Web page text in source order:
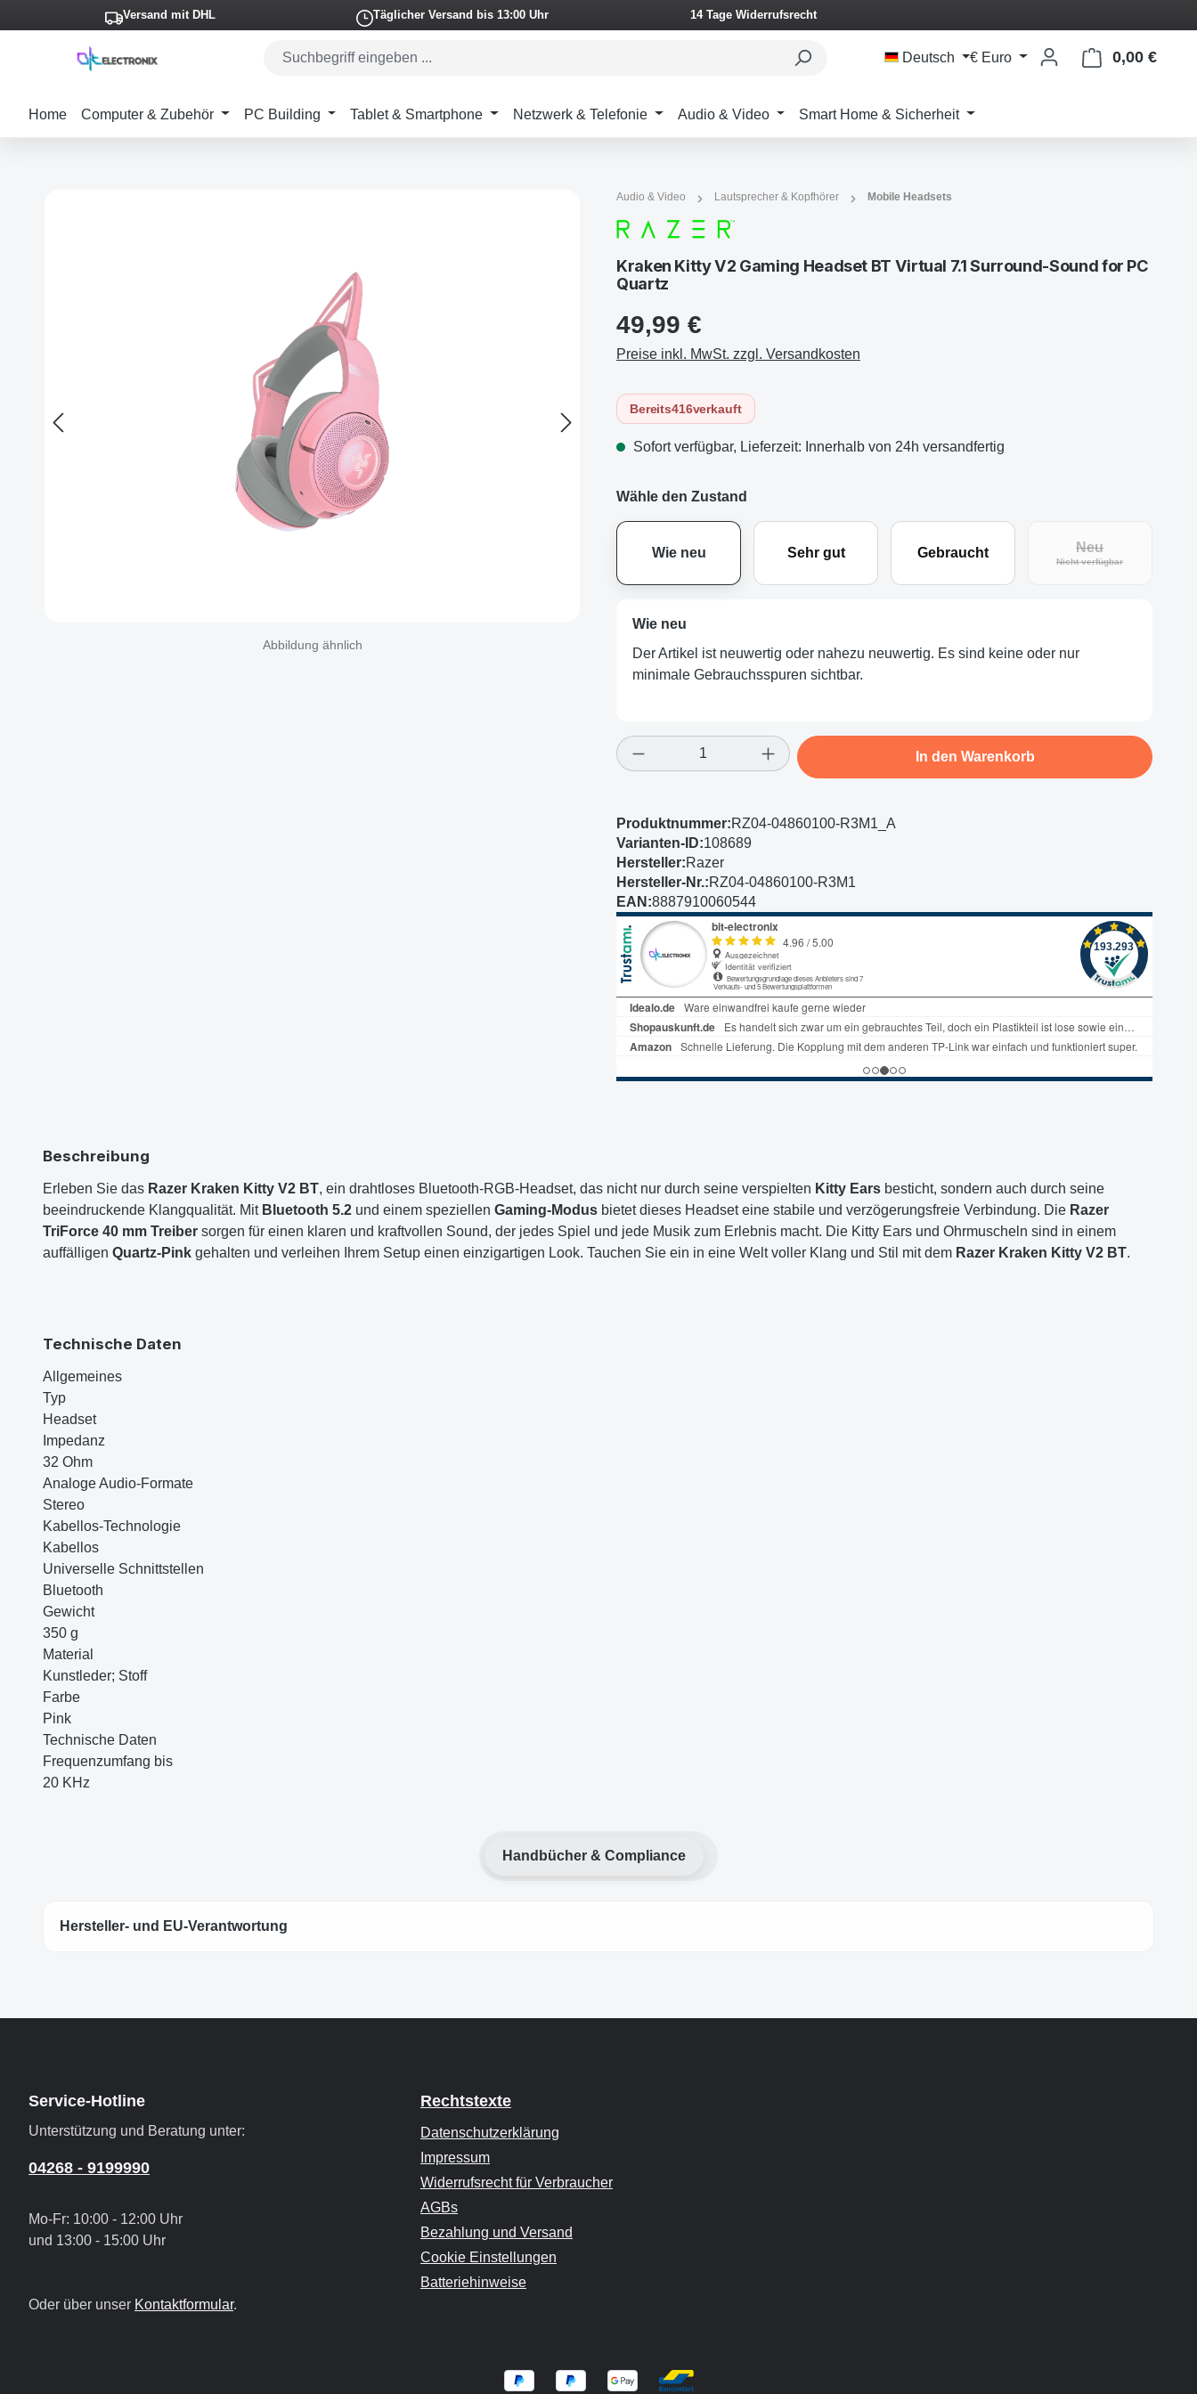
Hauptinhalt springen
Zur Suche springen
Zur Hauptnavigation springen
Versand mit DHL Täglicher Versand bis 13:00 Uhr 14 Tage Widerrufsrecht
Deutsch € Euro 0,00 €
Home Computer & Zubehör PC Building Tablet & Smartphone Netzwerk & Telefonie Audio & Video Smart Home & Sicherheit
Abbildung ähnlich
Audio & Video Lautsprecher & Kopfhörer Mobile Headsets
Kraken Kitty V2 Gaming Headset BT Virtual 7.1 Surround-Sound for PC
Quartz
49,99 €
Preise inkl. MwSt. zzgl. Versandkosten
Bereits416verkauft
Sofort verfügbar, Lieferzeit: Innerhalb von 24h versandfertig
Wähle den Zustand
Wie neu Sehr gut Gebraucht Neu
Nicht verfügbar(Diese Option ist
Wie neu
Der Artikel ist neuwertig oder nahezu neuwertig. Es sind keine oder nur
minimale Gebrauchsspuren sichtbar.
Produkt Anzahl: Gib den gewünschten Wert ein oder
In den Warenkorb
Produktnummer:RZ04-04860100-R3M1_A
Varianten-ID:108689
Hersteller:Razer
Hersteller-Nr.:RZ04-04860100-R3M1
EAN:8887910060544
Beschreibung
Erleben Sie das Razer Kraken Kitty V2 BT, ein drahtloses Bluetooth-RGB-Headset, das nicht nur durch seine verspielten Kitty Ears besticht, sondern auch durch seine
beeindruckende Klangqualität. Mit Bluetooth 5.2 und einem speziellen Gaming-Modus bietet dieses Headset eine stabile und verzögerungsfreie Verbindung. Die Razer
TriForce 40 mm Treiber sorgen für einen klaren und kraftvollen Sound, der jedes Spiel und jede Musik zum Erlebnis macht. Die Kitty Ears und Ohrmuscheln sind in einem
auffälligen Quartz-Pink gehalten und verleihen Ihrem Setup einen einzigartigen Look. Tauchen Sie ein in eine Welt voller Klang und Stil mit dem Razer Kraken Kitty V2 BT.
Technische Daten
Allgemeines
Typ
Headset
Impedanz
32 Ohm
Analoge Audio-Formate
Stereo
Kabellos-Technologie
Kabellos
Universelle Schnittstellen
Bluetooth
Gewicht
350 g
Material
Kunstleder; Stoff
Farbe
Pink
Technische Daten
Frequenzumfang bis
20 KHz
Handbücher & Compliance
Hersteller- und EU-Verantwortung
Service-Hotline
Unterstützung und Beratung unter:
04268 - 9199990
Mo-Fr: 10:00 - 12:00 Uhr
und 13:00 - 15:00 Uhr
Oder über unser Kontaktformular.
Rechtstexte
Datenschutzerklärung
Impressum
Widerrufsrecht für Verbraucher
AGBs
Bezahlung und Versand
Cookie Einstellungen
Batteriehinweise